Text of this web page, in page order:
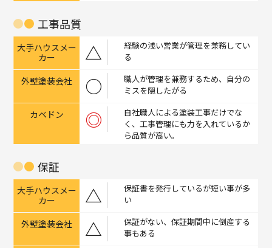
工事品質
△
経験の浅い営業が管理を兼務してい
る
○
職人が管理を兼務するため、自分の
ミスを隠したがる
◎
自社職人による塗装工事だけでな
く、工事管理にも力を入れているか
ら品質が高い。
保証
△
保証書を発行しているが短い事が多
い
△
保証がない、保証期間中に倒産する
事もある